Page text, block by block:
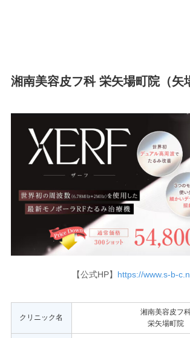
湘南美容皮フ科 栄矢場町院（矢
【公式HP】 https://www.s-b-
クリニック名
湘南美容皮フ
栄矢場町院